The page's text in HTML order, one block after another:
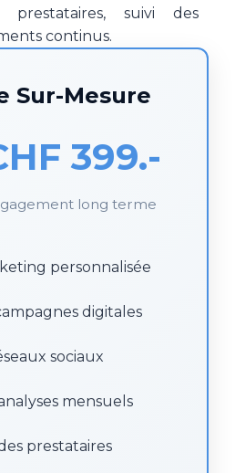
prestataires, suivi des
continus.
Sur-Mesure
399.-
long terme
personnalisée
digitales
sociaux
mensuels
prestataires